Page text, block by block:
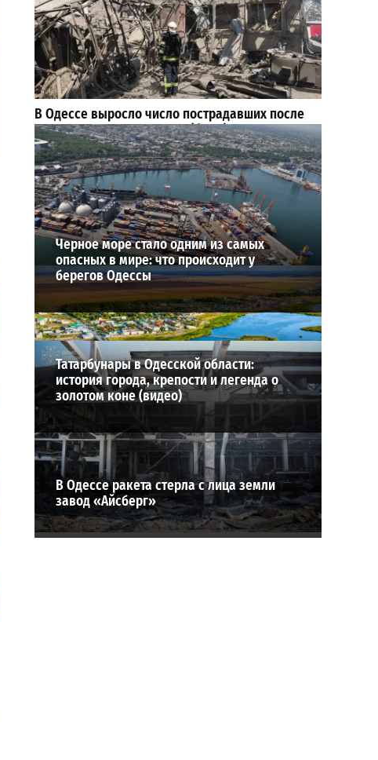
В Одессе выросло число пострадавших после
атаки реактивных дронов (фото)
2
24-07-2026 в 14:29
ВИБОР РЕДАКЦИИ
Черное море стало одним из самых
опасных в мире: что происходит у
берегов Одессы
Татарбунары в Одесской области:
история города, крепости и легенда о
золотом коне (видео)
В Одессе ракета стерла с лица земли
завод «Айсберг»